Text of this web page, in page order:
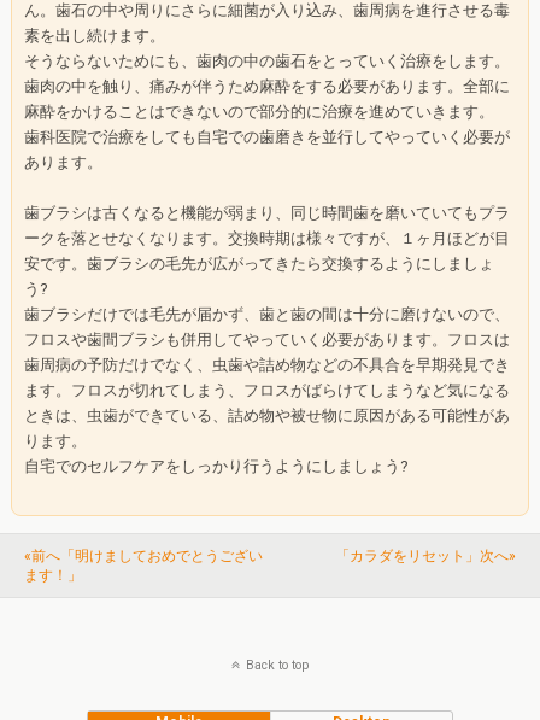
ん。歯石の中や周りにさらに細菌が入り込み、歯周病を進行させる毒
素を出し続けます。
そうならないためにも、歯肉の中の歯石をとっていく治療をします。
歯肉の中を触り、痛みが伴うため麻酔をする必要があります。全部に
麻酔をかけることはできないので部分的に治療を進めていきます。
歯科医院で治療をしても自宅での歯磨きを並行してやっていく必要が
あります。
歯ブラシは古くなると機能が弱まり、同じ時間歯を磨いていてもプラ
ークを落とせなくなります。交換時期は様々ですが、１ヶ月ほどが目
安です。歯ブラシの毛先が広がってきたら交換するようにしましょ
う?
歯ブラシだけでは毛先が届かず、歯と歯の間は十分に磨けないので、
フロスや歯間ブラシも併用してやっていく必要があります。フロスは
歯周病の予防だけでなく、虫歯や詰め物などの不具合を早期発見でき
ます。フロスが切れてしまう、フロスがばらけてしまうなど気になる
ときは、虫歯ができている、詰め物や被せ物に原因がある可能性があ
ります。
自宅でのセルフケアをしっかり行うようにしましょう?
«前へ「明けましておめでとうござい
ます！」
「カラダをリセット」次へ»
Back to top